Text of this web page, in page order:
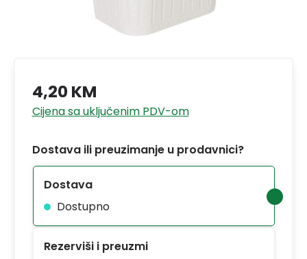
4,20 KM
Cijena sa uključenim PDV-om
Dostava ili preuzimanje u prodavnici?
Dostava
Dostupno
Rezerviši i preuzmi